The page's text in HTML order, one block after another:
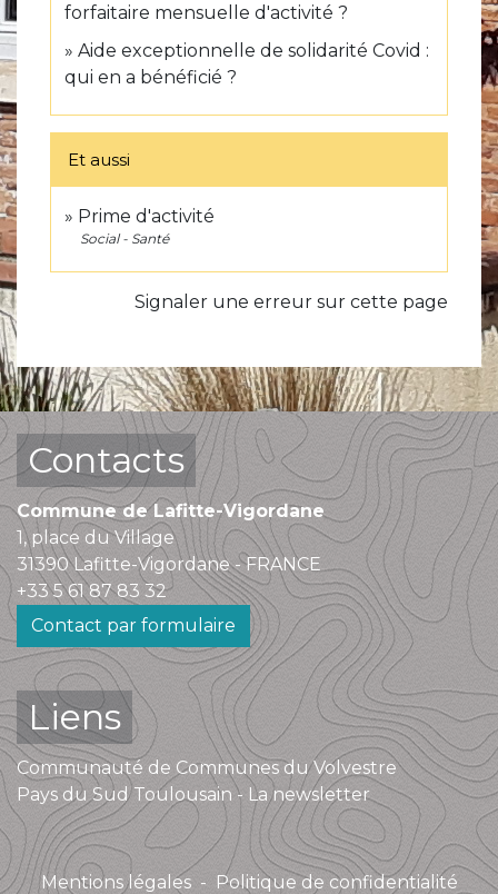
forfaitaire mensuelle d'activité ?
Aide exceptionnelle de solidarité Covid :
qui en a bénéficié ?
Et aussi
Prime d'activité
Social - Santé
Signaler une erreur sur cette page
Contacts
Commune de Lafitte-Vigordane
1, place du Village
31390 Lafitte-Vigordane - FRANCE
+33 5 61 87 83 32
Contact par formulaire
Liens
Communauté de Communes du Volvestre
Pays du Sud Toulousain - La newsletter
Mentions légales - Politique de confidentialité